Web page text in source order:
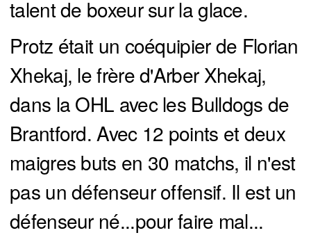
talent de boxeur sur la glace.
Protz était un coéquipier de Florian
Xhekaj, le frère d'Arber Xhekaj,
dans la OHL avec les Bulldogs de
Brantford. Avec 12 points et deux
maigres buts en 30 matchs, il n'est
pas un défenseur offensif. Il est un
défenseur né...pour faire mal...